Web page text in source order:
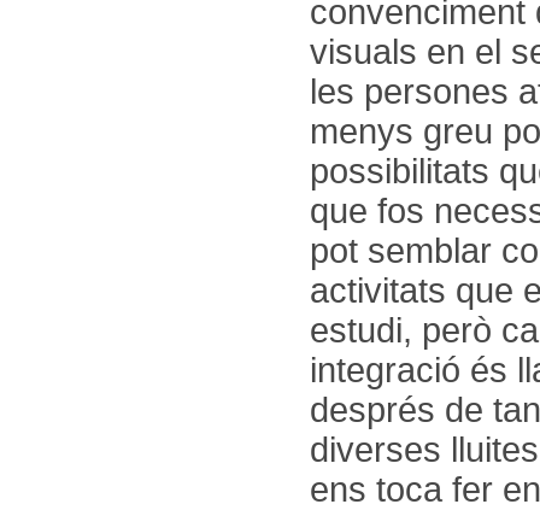
convenciment
visuals en el
les persones
menys greu
possibilitats
que fos
pot semblar
activitats que
estudi, però
integració és
després de
diverses
ens toca fer